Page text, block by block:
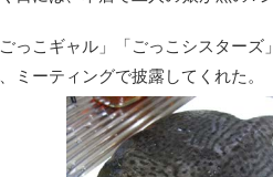
っこギャル」「ごっこシスターズ
ミーティングで披露してくれた。